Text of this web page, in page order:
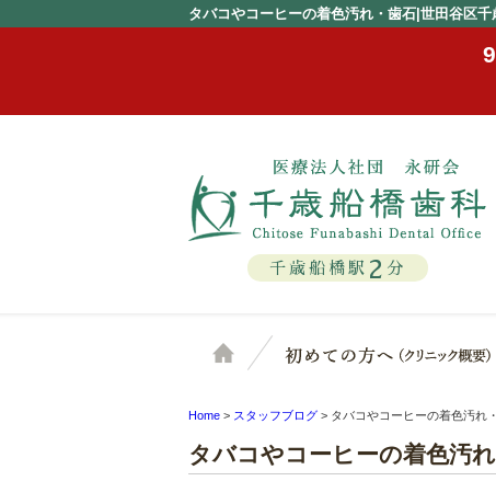
タバコやコーヒーの着色汚れ・歯石|世田谷区
千歳船橋駅 2 分
ホーム
Home > スタッフブログ > タバコやコーヒーの着色汚れ
タバコやコーヒーの着色汚